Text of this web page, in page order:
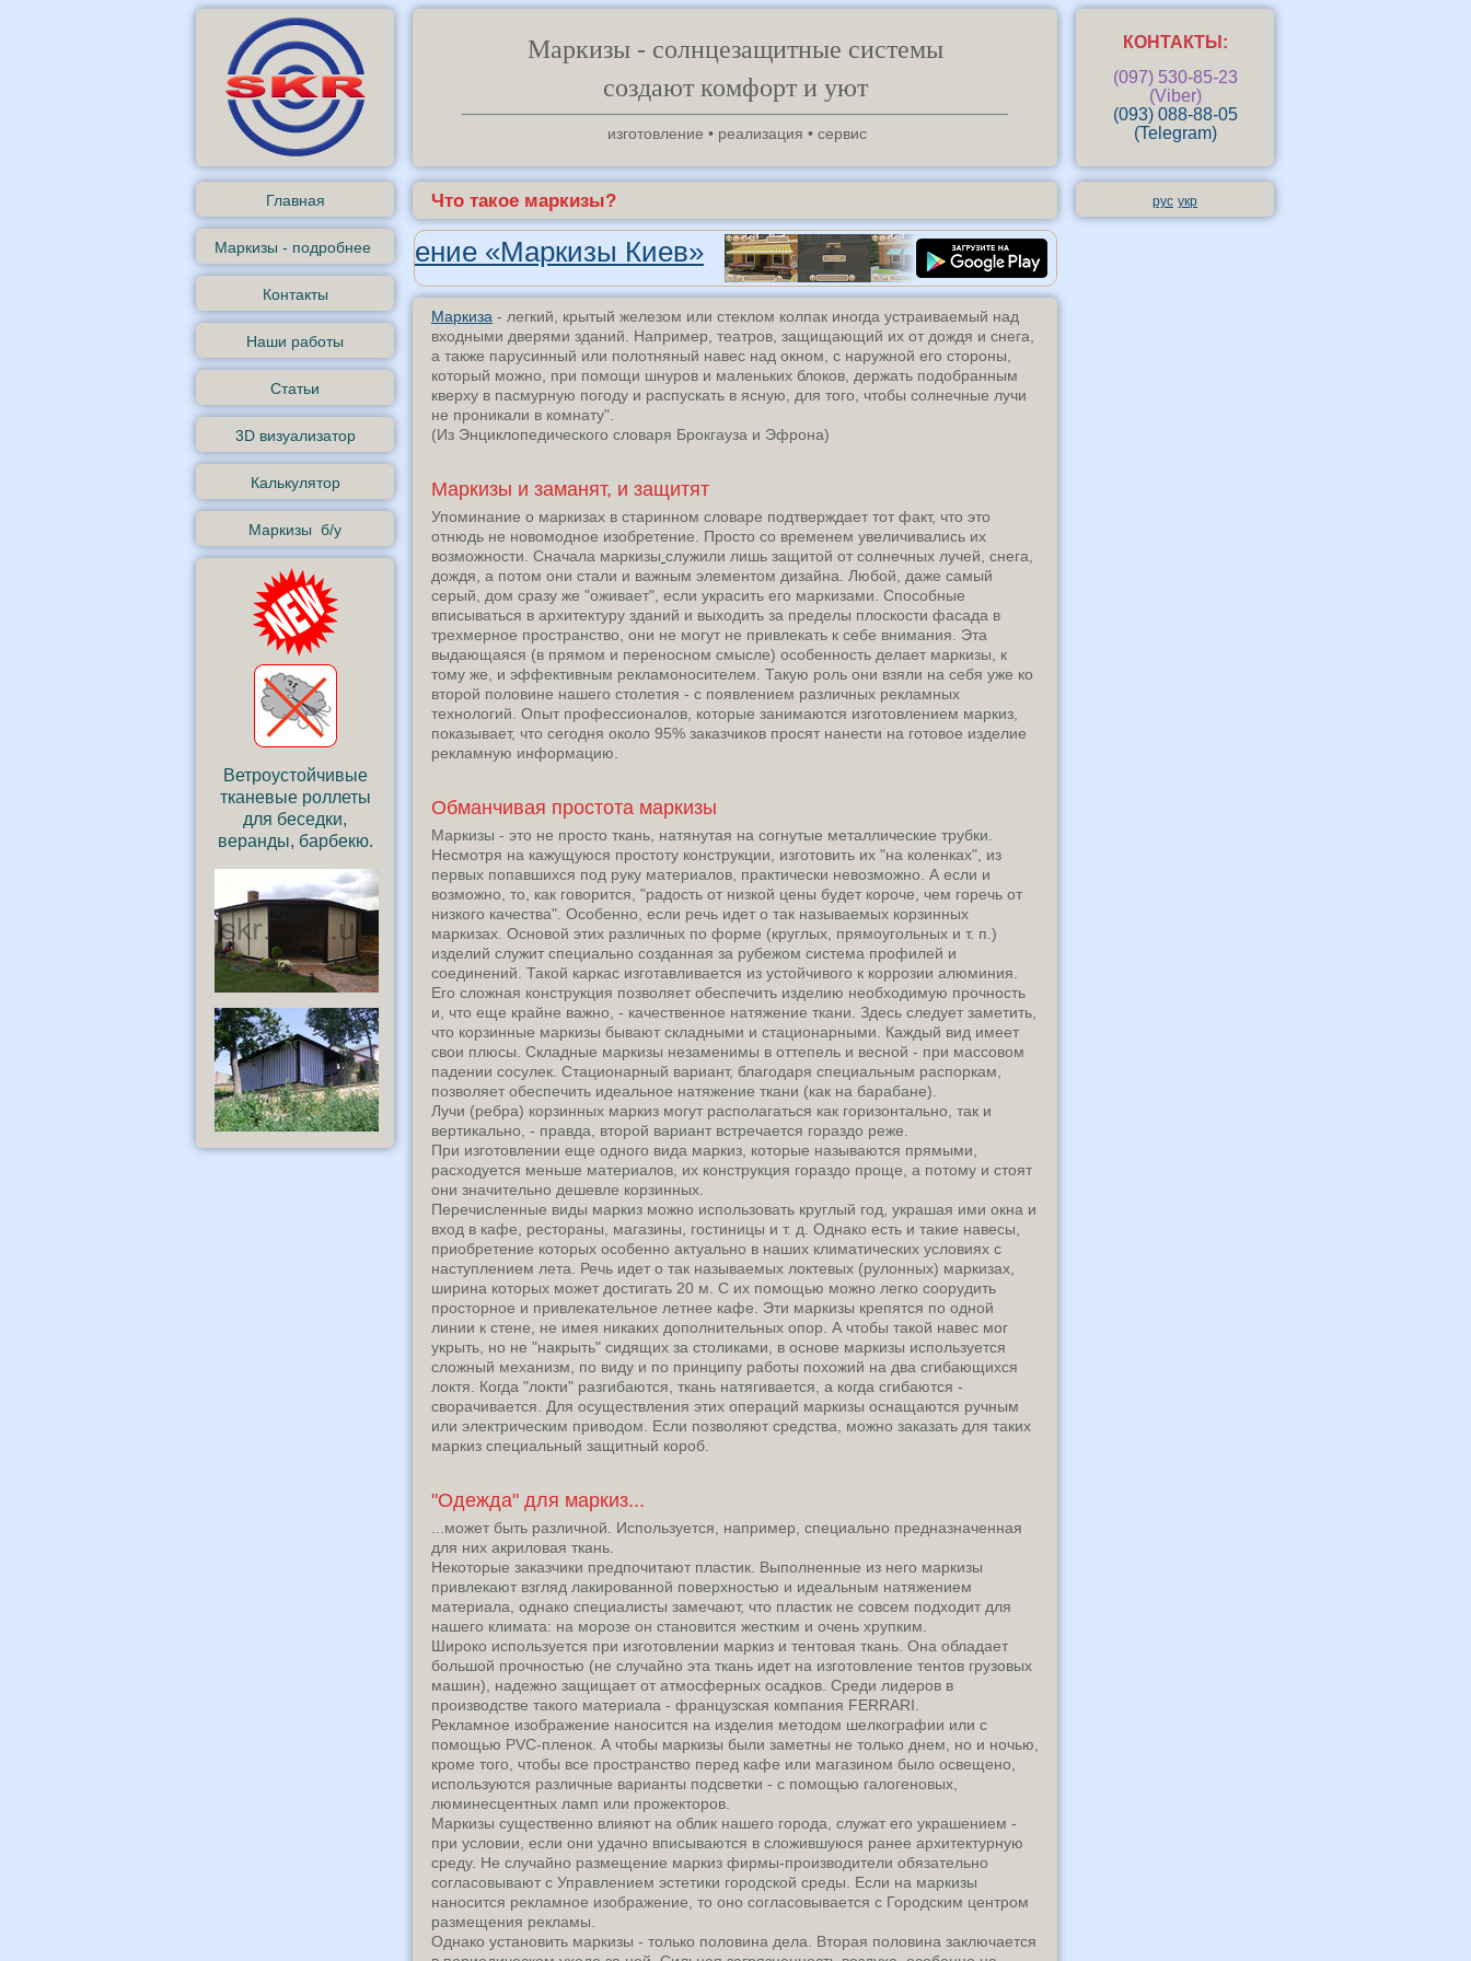
Маркизы - солнцезащитные системы
создают комфорт и уют
изготовление • реализация • сервис
КОНТАКТЫ:
(097) 530-85-23
(Viber)
(093) 088-88-05
(Telegram)
Главная
Маркизы - подробнее
Контакты
Наши работы
Статьи
3D визуализатор
Калькулятор
Маркизы б/у
Ветроустойчивые
тканевые роллеты
для беседки,
веранды, барбекю.
Что такое маркизы?
Андроид-приложение «Маркизы Киев» Андроид-приложение «Маркизы
Маркиза - легкий, крытый железом или стеклом колпак иногда устраиваемый над
входными дверями зданий. Например, театров, защищающий их от дождя и снега,
а также парусинный или полотняный навес над окном, с наружной его стороны,
который можно, при помощи шнуров и маленьких блоков, держать подобранным
кверху в пасмурную погоду и распускать в ясную, для того, чтобы солнечные лучи
не проникали в комнату".
(Из Энциклопедического словаря Брокгауза и Эфрона)
Маркизы и заманят, и защитят
Упоминание о маркизах в старинном словаре подтверждает тот факт, что это
отнюдь не новомодное изобретение. Просто со временем увеличивались их
возможности. Сначала маркизы служили лишь защитой от солнечных лучей, снега,
дождя, а потом они стали и важным элементом дизайна. Любой, даже самый
серый, дом сразу же "оживает", если украсить его маркизами. Способные
вписываться в архитектуру зданий и выходить за пределы плоскости фасада в
трехмерное пространство, они не могут не привлекать к себе внимания. Эта
выдающаяся (в прямом и переносном смысле) особенность делает маркизы, к
тому же, и эффективным рекламоносителем. Такую роль они взяли на себя уже ко
второй половине нашего столетия - с появлением различных рекламных
технологий. Опыт профессионалов, которые занимаются изготовлением маркиз,
показывает, что сегодня около 95% заказчиков просят нанести на готовое изделие
рекламную информацию.
Обманчивая простота маркизы
Маркизы - это не просто ткань, натянутая на согнутые металлические трубки.
Несмотря на кажущуюся простоту конструкции, изготовить их "на коленках", из
первых попавшихся под руку материалов, практически невозможно. А если и
возможно, то, как говорится, "радость от низкой цены будет короче, чем горечь от
низкого качества". Особенно, если речь идет о так называемых корзинных
маркизах. Основой этих различных по форме (круглых, прямоугольных и т. п.)
изделий служит специально созданная за рубежом система профилей и
соединений. Такой каркас изготавливается из устойчивого к коррозии алюминия.
Его сложная конструкция позволяет обеспечить изделию необходимую прочность
и, что еще крайне важно, - качественное натяжение ткани. Здесь следует заметить,
что корзинные маркизы бывают складными и стационарными. Каждый вид имеет
свои плюсы. Складные маркизы незаменимы в оттепель и весной - при массовом
падении сосулек. Стационарный вариант, благодаря специальным распоркам,
позволяет обеспечить идеальное натяжение ткани (как на барабане).
Лучи (ребра) корзинных маркиз могут располагаться как горизонтально, так и
вертикально, - правда, второй вариант встречается гораздо реже.
При изготовлении еще одного вида маркиз, которые называются прямыми,
расходуется меньше материалов, их конструкция гораздо проще, а потому и стоят
они значительно дешевле корзинных.
Перечисленные виды маркиз можно использовать круглый год, украшая ими окна и
вход в кафе, рестораны, магазины, гостиницы и т. д. Однако есть и такие навесы,
приобретение которых особенно актуально в наших климатических условиях с
наступлением лета. Речь идет о так называемых локтевых (рулонных) маркизах,
ширина которых может достигать 20 м. С их помощью можно легко соорудить
просторное и привлекательное летнее кафе. Эти маркизы крепятся по одной
линии к стене, не имея никаких дополнительных опор. А чтобы такой навес мог
укрыть, но не "накрыть" сидящих за столиками, в основе маркизы используется
сложный механизм, по виду и по принципу работы похожий на два сгибающихся
локтя. Когда "локти" разгибаются, ткань натягивается, а когда сгибаются -
сворачивается. Для осуществления этих операций маркизы оснащаются ручным
или электрическим приводом. Если позволяют средства, можно заказать для таких
маркиз специальный защитный короб.
"Одежда" для маркиз...
...может быть различной. Используется, например, специально предназначенная
для них акриловая ткань.
Некоторые заказчики предпочитают пластик. Выполненные из него маркизы
привлекают взгляд лакированной поверхностью и идеальным натяжением
материала, однако специалисты замечают, что пластик не совсем подходит для
нашего климата: на морозе он становится жестким и очень хрупким.
Широко используется при изготовлении маркиз и тентовая ткань. Она обладает
большой прочностью (не случайно эта ткань идет на изготовление тентов грузовых
машин), надежно защищает от атмосферных осадков. Среди лидеров в
производстве такого материала - французская компания FERRARI.
Рекламное изображение наносится на изделия методом шелкографии или с
помощью PVC-пленок. А чтобы маркизы были заметны не только днем, но и ночью,
кроме того, чтобы все пространство перед кафе или магазином было освещено,
используются различные варианты подсветки - с помощью галогеновых,
люминесцентных ламп или прожекторов.
Маркизы существенно влияют на облик нашего города, служат его украшением -
при условии, если они удачно вписываются в сложившуюся ранее архитектурную
среду. Не случайно размещение маркиз фирмы-производители обязательно
согласовывают с Управлением эстетики городской среды. Если на маркизы
наносится рекламное изображение, то оно согласовывается с Городским центром
размещения рекламы.
Однако установить маркизы - только половина дела. Вторая половина заключается
рус укр